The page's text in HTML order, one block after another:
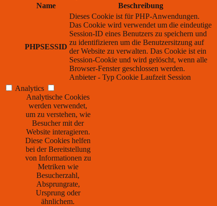
Name
Beschreibung
PHPSESSID
Dieses Cookie ist für PHP-Anwendungen.
Das Cookie wird verwendet um die eindeutige
Session-ID eines Benutzers zu speichern und
zu identifizieren um die Benutzersitzung auf
der Website zu verwalten. Das Cookie ist ein
Session-Cookie und wird gelöscht, wenn alle
Browser-Fenster geschlossen werden.
Anbieter - Typ Cookie Laufzeit Session
Analytics
Analytische Cookies
werden verwendet,
um zu verstehen, wie
Besucher mit der
Website interagieren.
Diese Cookies helfen
bei der Bereitstellung
von Informationen zu
Metriken wie
Besucherzahl,
Absprungrate,
Ursprung oder
ähnlichem.